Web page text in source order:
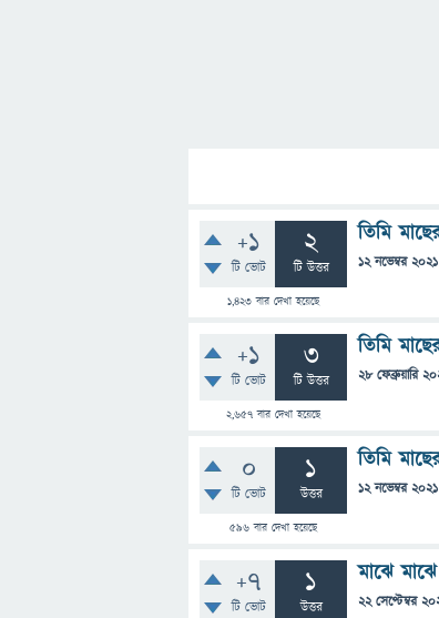
+1
টি ভোট
2
টি উত্তর
1,423 বার দেখা হয়েছে
তিমি
12 নভেম্বর 2021
+1
টি ভোট
3
টি উত্তর
2,657 বার দেখা হয়েছে
তিমি
28 ফেব্রুয়ারি
0
টি ভোট
1
উত্তর
596 বার দেখা হয়েছে
তিমি
12 নভেম্বর 2021
+7
টি ভোট
1
উত্তর
মাঝে
22 সেপ্টেম্বর